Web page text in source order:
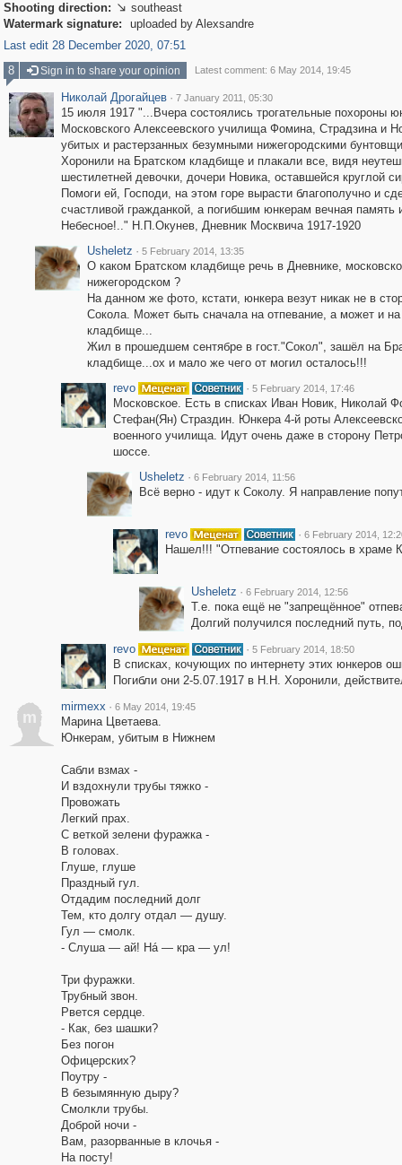
Shooting direction:  southeast
Watermark signature:
uploaded by Alexsandre
Last edit 28 December 2020, 07:51
8
Sign in to share your opinion Latest comment: 6 May 2014, 19:45
Николай Дрогайцев · 7 January 2011, 05:30
15 июля 1917 "...Вчера состоялись трогательные похороны
Московского Алексеевского училища Фомина, Страдзина и
убитых и растерзанных безумными нижегородскими
Хоронили на Братском кладбище и плакали все, видя
шестилетней девочки, дочери Новика, оставшейся круглой
Помоги ей, Господи, на этом горе вырасти благополучно и
счастливой гражданкой, а погибшим юнкерам вечная память
Небесное!.." Н.П.Окунев, Дневник Москвича 1917-1920
Usheletz · 5 February 2014, 13:35
О каком Братском кладбище речь в Дневнике,
нижегородском ?
На данном же фото, кстати, юнкера везут никак не в
Сокола. Может быть сначала на отпевание, а может и на
кладбище...
Жил в прошедшем сентябре в гост."Сокол", зашёл на
кладбище...ох и мало же чего от могил осталось!!!
revo
· 5 February 2014, 17:46
Московское. Есть в списках Иван Новик, Николай
Стефан(Ян) Страздин. Юнкера 4-й роты
военного училища. Идут очень даже в сторону
шоссе.
Usheletz · 6 February 2014, 11:56
Всё верно - идут к Соколу. Я направление
revo · 6 February 2014,
Нашел!!! "Отпевание состоялось в
Usheletz · 6 February 2014, 12:56
Т.е. пока ещё не "запрещённое"
Долгий получился последний путь,
revo
· 5 February 2014, 18:50
В списках, кочующих по интернету этих юнкеров
Погибли они 2-5.07.1917 в Н.Н. Хоронили,
m
mirmexx · 6 May 2014, 19:45
Марина Цветаева.
Юнкерам, убитым в Нижнем
Сабли взмах -
И вздохнули трубы тяжко -
Провожать
Легкий прах.
С веткой зелени фуражка -
В головах.
Глуше, глуше
Праздный гул.
Отдадим последний долг
Тем, кто долгу отдал — душу.
Гул — смолк.
- Слуша — ай! Нá — кра — ул!
Три фуражки.
Трубный звон.
Рвется сердце.
- Как, без шашки?
Без погон
Офицерских?
Поутру -
В безымянную дыру?
Смолкли трубы.
Доброй ночи -
Вам, разорванные в клочья -
На посту!